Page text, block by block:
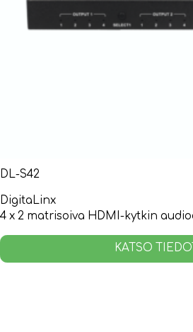
DL-S42
DigitaLinx
4 x 2 matrisoiva HDMI-kytkin
KATSO